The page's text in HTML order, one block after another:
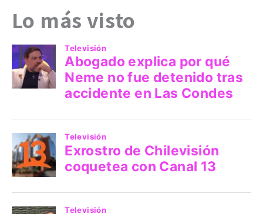
Lo más visto